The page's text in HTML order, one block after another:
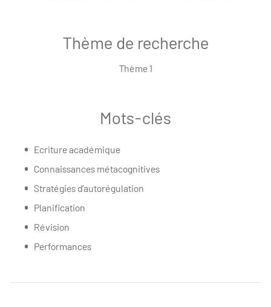
Thème de recherche
Thème 1
Mots-clés
Ecriture académique
Connaissances métacognitives
Stratégies d’autorégulation
Planification
Révision
Performances